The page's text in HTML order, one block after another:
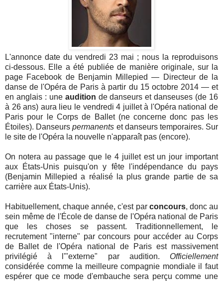
L'annonce date du vendredi 23 mai ; nous la reproduisons
ci-dessous. Elle a été publiée de manière originale, sur la
page Facebook de Benjamin Millepied — Directeur de la
danse de l'Opéra de Paris à partir du 15 octobre 2014 — et
en anglais : une audition de danseurs et danseuses (de 16
à 26 ans) aura lieu le vendredi 4 juillet à l'Opéra national de
Paris pour le Corps de Ballet (ne concerne donc pas les
Étoiles). Danseurspermanents et danseurs temporaires. Sur
le site de l'Opéra la nouvelle n'apparaît pas (encore).
On notera au passage que le 4 juillet est un jour important
aux États-Unis puisqu'on y fête l'indépendance du pays
(Benjamin Millepied a réalisé la plus grande partie de sa
carrière aux États-Unis).
Habituellement, chaque année, c'est par concours, donc au
sein même de l'École de danse de l'Opéra national de Paris
que les choses se passent. Traditionnellement, le
recrutement "interne" par concours pour accéder au Corps
de Ballet de l'Opéra national de Paris est massivement
privilégié à l'"externe" par audition. Officiellement
considérée comme la meilleure compagnie mondiale il faut
espérer que ce mode d'embauche sera perçu comme une